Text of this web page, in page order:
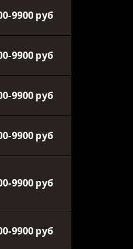
9900 руб
9900 руб
9900 руб
9900 руб
9900 руб
9900 руб